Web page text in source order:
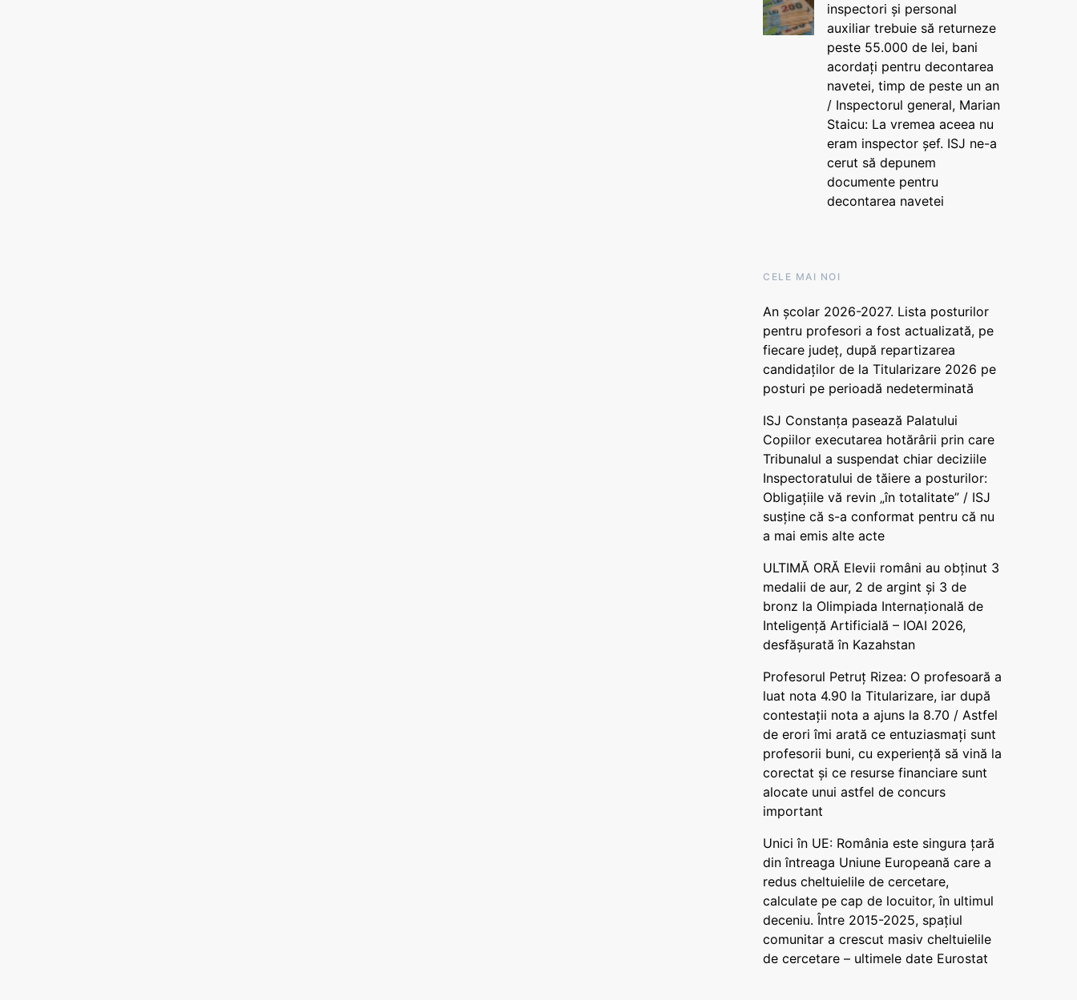
inspectori și personal
auxiliar trebuie să returneze
peste 55.000 de lei, bani
acordați pentru decontarea
navetei, timp de peste un an
/ Inspectorul general, Marian
Staicu: La vremea aceea nu
eram inspector șef. ISJ ne-a
cerut să depunem
documente pentru
decontarea navetei
CELE MAI NOI
An școlar 2026-2027. Lista posturilor
pentru profesori a fost actualizată, pe
fiecare județ, după repartizarea
candidaților de la Titularizare 2026 pe
posturi pe perioadă nedeterminată
ISJ Constanța pasează Palatului
Copiilor executarea hotărârii prin care
Tribunalul a suspendat chiar deciziile
Inspectoratului de tăiere a posturilor:
Obligațiile vă revin „în totalitate” / ISJ
susține că s-a conformat pentru că nu
a mai emis alte acte
ULTIMĂ ORĂ Elevii români au obținut 3
medalii de aur, 2 de argint și 3 de
bronz la Olimpiada Internațională de
Inteligență Artificială – IOAI 2026,
desfășurată în Kazahstan
Profesorul Petruț Rizea: O profesoară a
luat nota 4.90 la Titularizare, iar după
contestații nota a ajuns la 8.70 / Astfel
de erori îmi arată ce entuziasmați sunt
profesorii buni, cu experiență să vină la
corectat și ce resurse financiare sunt
alocate unui astfel de concurs
important
Unici în UE: România este singura țară
din întreaga Uniune Europeană care a
redus cheltuielile de cercetare,
calculate pe cap de locuitor, în ultimul
deceniu. Între 2015-2025, spațiul
comunitar a crescut masiv cheltuielile
de cercetare – ultimele date Eurostat